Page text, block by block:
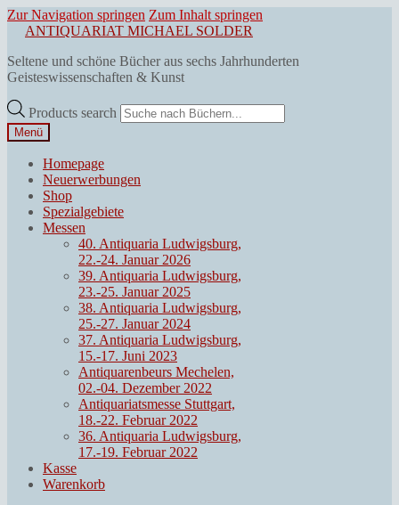
Zur Navigation springen Zum Inhalt springen
ANTIQUARIAT MICHAEL SOLDER
Seltene und schöne Bücher aus sechs Jahrhunderten
Geisteswissenschaften & Kunst
Products search
Menü
Homepage
Neuerwerbungen
Shop
Spezialgebiete
Messen
40. Antiquaria Ludwigsburg,
22.-24. Januar 2026
39. Antiquaria Ludwigsburg,
23.-25. Januar 2025
38. Antiquaria Ludwigsburg,
25.-27. Januar 2024
37. Antiquaria Ludwigsburg,
15.-17. Juni 2023
Antiquarenbeurs Mechelen,
02.-04. Dezember 2022
Antiquariatsmesse Stuttgart,
18.-22. Februar 2022
36. Antiquaria Ludwigsburg,
17.-19. Februar 2022
Kasse
Warenkorb